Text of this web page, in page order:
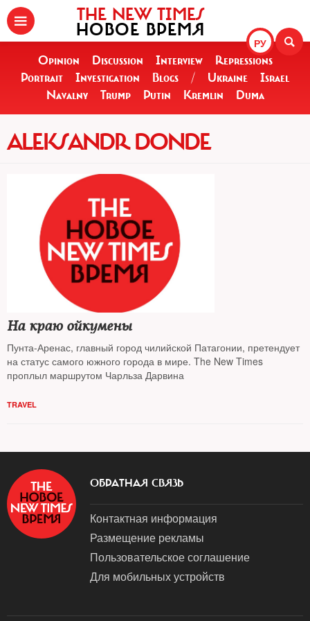
РУ
THE NEW TIMES
НОВОЕ ВРЕМЯ
Opinion Discussion Interview
Repressions
Portrait
Investigation Blogs / Ukraine
Israel
Navalny
Trump Putin Kremlin Duma
ALEKSANDR DONDE
На краю ойкумены
Пунта-Аренас, главный город чилийской Патагонии, претендует
на статус самого южного города в мире. The New Times
проплыл маршрутом Чарльза Дарвина
TRAVEL
ОБРАТНАЯ СВЯЗЬ
Контактная информация
Размещение рекламы
Пользовательское соглашение
Для мобильных устройств